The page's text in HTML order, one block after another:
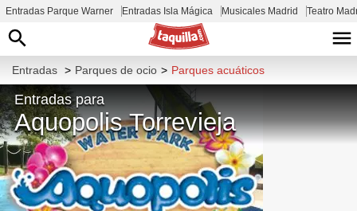
Entradas Parque Warner Entradas Isla Mágica Musicales Madrid Teatro
Entradas > Parques de ocio > Parques acuáticos
Entradas para
Aquopolis Torrevieja